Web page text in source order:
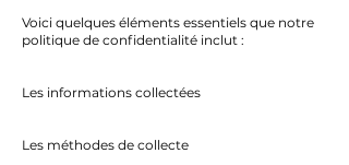
Voici quelques éléments essentiels que notre
politique de confidentialité inclut :
Les informations collectées
Les méthodes de collecte